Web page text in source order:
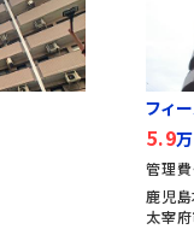
フィ
5.9
管理
鹿児
太宰